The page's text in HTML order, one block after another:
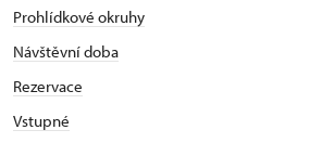
Prohlídkové okruhy
Návštěvní doba
Rezervace
Vstupné